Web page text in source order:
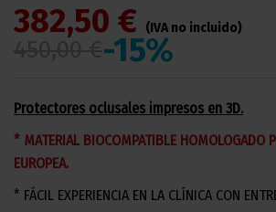
382,50 € (IVA no incluido)
-15%
Protectores oclusales impresos en 3D.
* MATERIAL BIOCOMPATIBLE HOMOLOGADO
EUROPEA.
* FÁCIL EXPERIENCIA EN LA CLÍNICA CON